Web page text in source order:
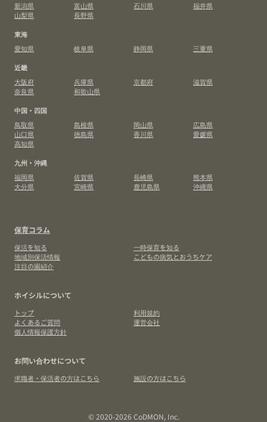
新潟県
富山県 石川県
福井県
山梨県
長野県
東海
愛知県
岐阜県 静岡県
三重県
近畿
大阪府
兵庫県 京都府
滋賀県
奈良県
和歌山県
中国・四国
鳥取県
島根県 岡山県
広島県
山口県
徳島県 香川県
愛媛県
高知県
九州・沖縄
福岡県
佐賀県 長崎県
熊本県
大分県
宮崎県 鹿児島県 沖縄県
保育コラム
保活を知る
一時保育を知る
地域別保活情報
こどもの病気とおうちケア
注目の園紹介
ホイシルについて
トップ
利用規約
よくあるご質問
運営会社
個人情報保護方針
お問い合わせについて
求職者・保活者の方はこちら 施設の方はこちら
© 2020-2026 CoDMON, Inc.